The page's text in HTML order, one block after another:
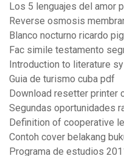
Los 5 lenguajes del amor
Reverse osmosis
Blanco nocturno ricardo
Fac simile testamento
Introduction to literature
Guia de turismo cuba pdf
Download resetter printer
Segundas oportunidades
Definition of cooperative
Contoh cover belakang
Programa de estudios